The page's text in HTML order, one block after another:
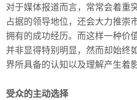
对于媒体报道而言，常常会着重
占据的领导地位，还会大力推崇
拥有的成功经历。而这样一种价
并非显得特别明显，然而却始终
界所具备的认知以及理解产生着
受众的主动选择